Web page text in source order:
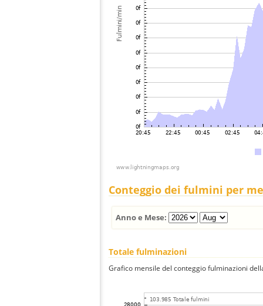
Conteggio dei fulmini per
Anno e Mese:
Totale fulminazioni
Grafico mensile del conteggio fulminazioni